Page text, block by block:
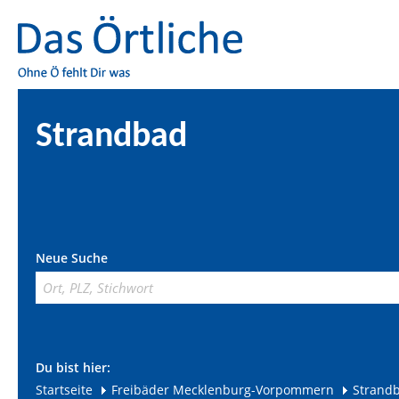
Strandbad
Neue Suche
Du bist hier:
Startseite
Freibäder Mecklenburg-Vorpommern